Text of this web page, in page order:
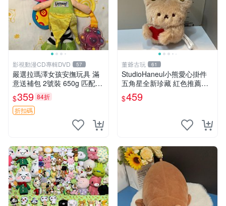
影視動漫CD專輯DVD 57
嚴選拉瑪澤女孩安撫玩具 滿
意送補包 2號裝 650g 匹配嬰
幼童舒壓好伴侶 女孩專用 安
心選擇 安撫玩偶 衝包 玩具
$359 84折
折扣碼
董爺古玩 61
StudioHaneul小熊愛心掛件
五角星全新珍藏 紅色推薦收
藏 玩具掛飾 掛件 新品
$459